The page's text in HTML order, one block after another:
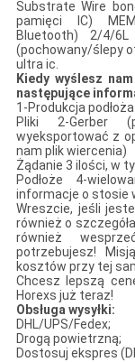
Substrate Wire
pamięci IC)
Bluetooth) 2/4/
(pochowany/ślepy
ultra ic.
Kiedy wyślesz
następujące
1-Produkcja
Pliki 2-Gerber
wyeksportować z
nam plik wiercenia)
Żądanie 3 ilości, w
Podłoże 4-
informacje o stosie
Wreszcie, jeśli
również o
również
potrzebujesz!
kosztów przy tej
Chcesz lepszą
Horexs już teraz!
Obsługa wysyłki:
DHL/UPS/Fedex;
Drogą powietrzną;
Dostosuj ekspres